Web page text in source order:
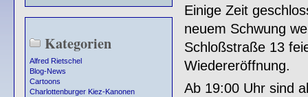
Kategorien
Alfred Rietschel
Blog-News
Cartoons
Charlottenburger Kiez-Kanonen
Einige Zeit
neuem Schwung
Schloßstraße 13
Wiedereröffnung.
Ab 19:00 Uhr sind